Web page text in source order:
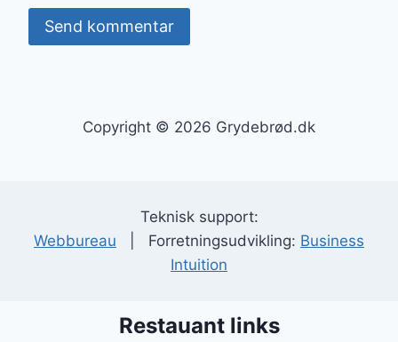
Copyright © 2026 Grydebrød.dk
Teknisk support:
Webbureau | Forretningsudvikling: Business
Intuition
Restauant links